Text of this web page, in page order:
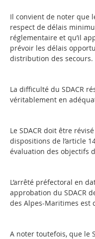
Il convient de noter que
respect de délais
réglementaire et qu’il
prévoir les délais
distribution des secours.
La difficulté du SDACR
véritablement en
Le SDACR doit être
dispositions de l’article
évaluation des objectifs
L’arrêté préfectoral en
approbation du SDACR
des Alpes-Maritimes est
A noter toutefois, que le